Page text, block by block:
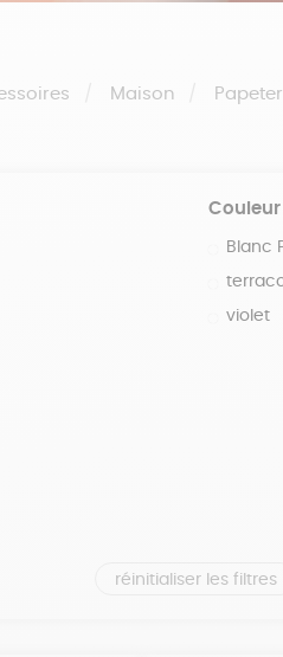
Maison
Couleur
Blanc
violet
réinitialiser les filtres